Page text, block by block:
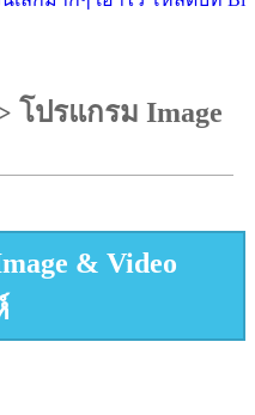
โปรแกรม Image
& Video